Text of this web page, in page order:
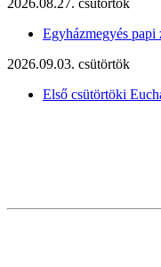
2026.08.27. csütörtök
Egyházmegyés papi
2026.09.03. csütörtök
Első csütörtöki